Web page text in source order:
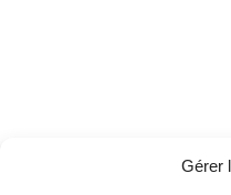
Gérer